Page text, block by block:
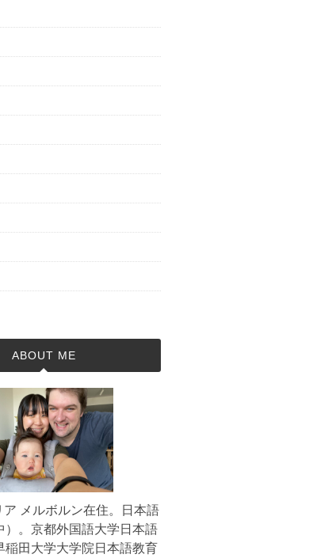
ABOUT ME
メルボルン在住。日本語
）。京都外国語大学日本語
稲田大学大学院日本語教育